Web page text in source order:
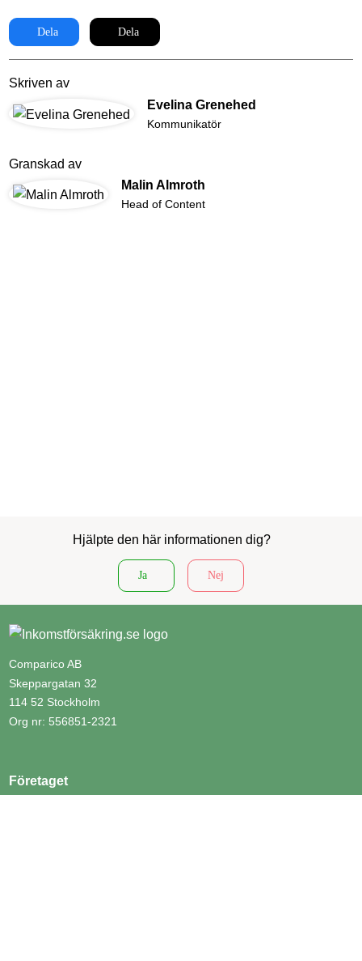
Dela Dela
Skriven av
Evelina Grenehed
Kommunikatör
Granskad av
Malin Almroth
Head of Content
Hjälpte den här informationen dig?
Ja Nej
Comparico AB
Skeppargatan 32
114 52 Stockholm
Org nr: 556851-2321
Företaget